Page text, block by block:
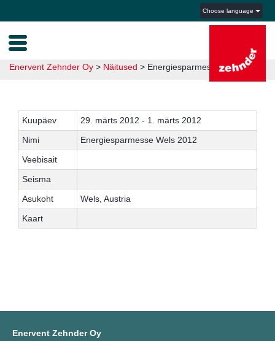
Choose language
Enervent Zehnder Oy > Näitused > Energiesparmesse Wels 2012
Kuupäev
29. märts 2012 - 1. märts 2012
Nimi
Energiesparmesse Wels 2012
Veebisait
Seisma
Asukoht
Wels, Austria
Kaart
Enervent Zehnder Oy